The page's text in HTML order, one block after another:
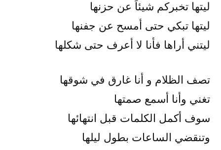
ليتها تخبركم شيئاً عن حزنها
ليتها تبكي حتى أمسح عن جفنها
ليتني أراها فأنا لا أعرف حتى شكلها
تصف الظلام و أنا غارق في شوقها
تغني وأنا أسمع صمتها
سوف أكمل الكلمات قبل انتهائها
وتنقضي الساعات بطول ليلها